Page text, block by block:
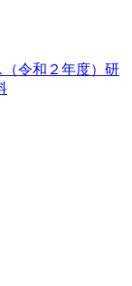
令和２年度） 研